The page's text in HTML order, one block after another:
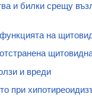
и билки срещу
на
и вреди
при